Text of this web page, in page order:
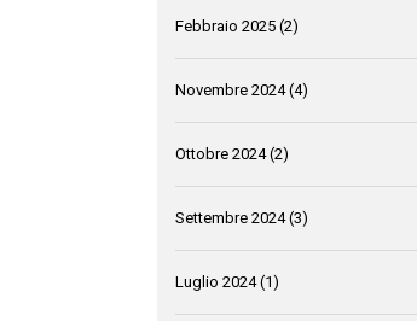
Febbraio 2025 (2)
Novembre 2024(4)
Ottobre 2024(2)
Settembre 2024(3)
Luglio 2024(1)